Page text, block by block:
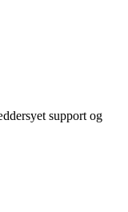
support og